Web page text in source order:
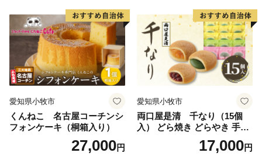
愛知県小牧市
くんねこ 名古屋コーチンシ
フォンケーキ（桐箱入り）
27,000円
愛知県小牧市
両口屋是清 千なり（15個
入） どら焼き どらやき 手土
産 お土産 土産 丹波大納言小
豆 抹茶 林檎 りんご 慶事 お
17,000円